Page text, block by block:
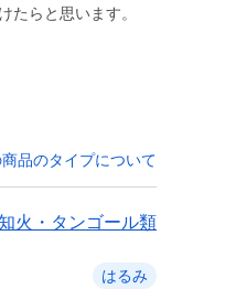
たらと思います。
商品のタイプについて
火・タンゴール類
はるみ